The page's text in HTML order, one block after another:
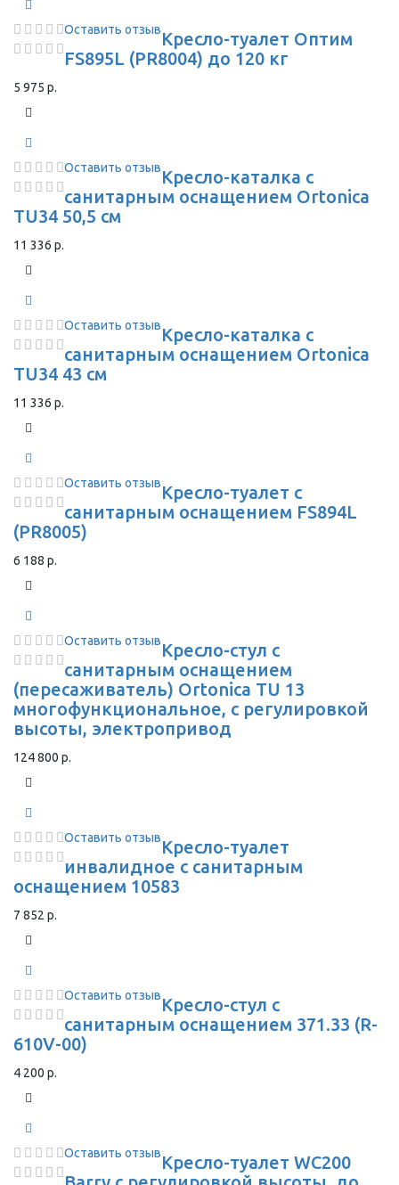
Оставить отзывКресло-туалет Оптим
FS895L (PR8004) до 120 кг
5 975 р.
Оставить отзывКресло-каталка с
санитарным оснащением Ortonica
TU34 50,5 см
11 336 р.
Оставить отзывКресло-каталка с
санитарным оснащением Ortonica
TU34 43 см
11 336 р.
Оставить отзывКресло-туалет с
санитарным оснащением FS894L
(PR8005)
6 188 р.
Оставить отзывКресло-стул с
санитарным оснащением
(пересаживатель) Ortonica TU 13
многофункциональное, с регулировкой
высоты, электропривод
124 800 р.
Оставить отзывКресло-туалет
инвалидное с санитарным
оснащением 10583
7 852 р.
Оставить отзывКресло-стул с
санитарным оснащением 371.33 (R-
610V-00)
4 200 р.
Оставить отзывКресло-туалет WC200